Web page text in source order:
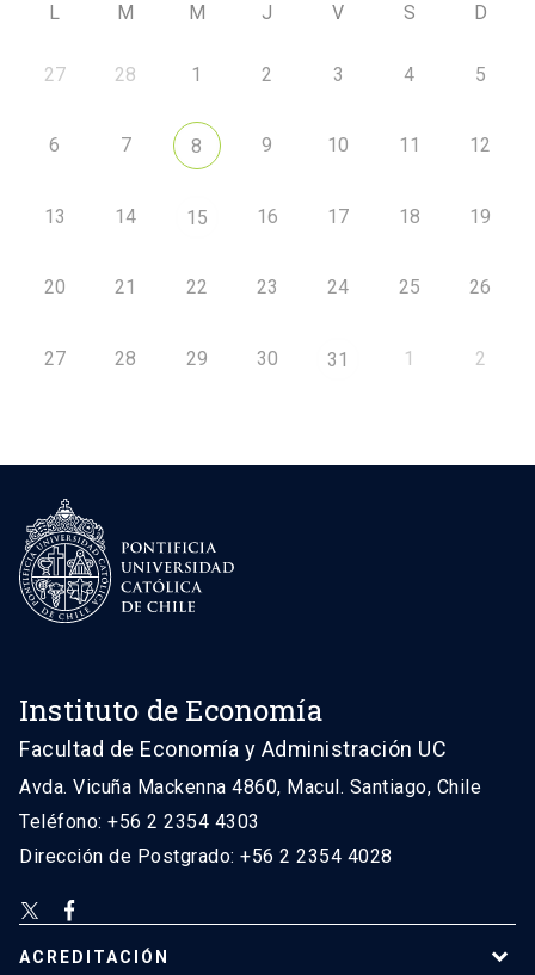
L M M J V S D
27 28 1 2 3 4 5
6 7 8 9 10 11 12
13 14 15 16 17 18 19
20 21 22 23 24 25 26
27 28 29 30 31 1 2
Instituto de Economía
Facultad de Economía y Administración UC
Avda. Vicuña Mackenna 4860, Macul. Santiago, Chile
Teléfono: +56 2 2354 4303
Dirección de Postgrado: +56 2 2354 4028
ACREDITACIÓN